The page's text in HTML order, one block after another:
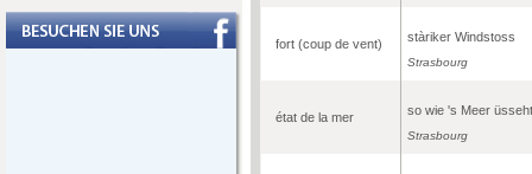
fort (coup de vent) stàriker Windstoss
Strasbourg
état de la mer so wie 's Meer üsseht
Strasbourg